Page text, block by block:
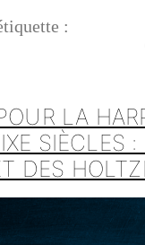
:
LA
SIÈCLES :
DES